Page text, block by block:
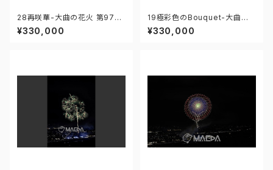
28再咲華-大曲の花火 第97回
全国花火競技大会 - 1766757
34358260
¥330,000
19極彩色のBouquet-大曲の
花火 第97回全国花火競技大会
- 176671211857484
¥330,000